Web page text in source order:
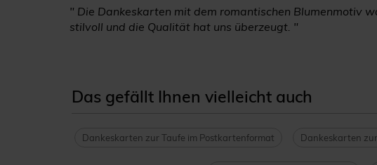
" Die Dankeskarten mit dem romantischen Blumenmotiv
stilvoll und die Qualität hat uns überzeugt. "
Das gefällt Ihnen vielleicht auch
Dankeskarten zur Taufe im Postkartenformat Dankeskarten